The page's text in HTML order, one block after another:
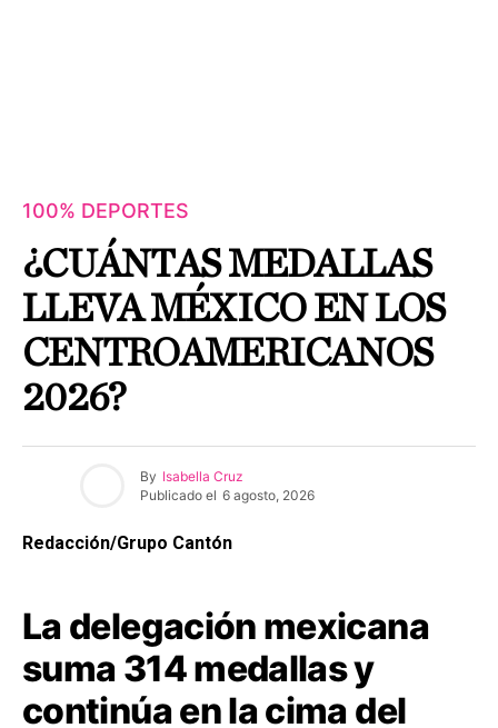
100% DEPORTES
¿CUÁNTAS MEDALLAS
LLEVA MÉXICO EN LOS
CENTROAMERICANOS
2026?
By Isabella Cruz
Publicado el 6 agosto, 2026
Redacción/Grupo Cantón
La delegación mexicana
suma 314 medallas y
continúa en la cima del